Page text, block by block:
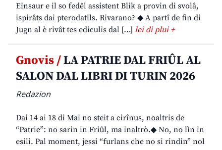
Einsaur e il so fedêl assistent Blik a provin di svolâ,
ispirâts dai pterodatils. Rivarano? ◆ A partî de fin di
Jugn al è rivât tes ediculis dal […] lei di plui +
Gnovis /LA PATRIE DAL FRIÛL AL
SALON DAL LIBRI DI TURIN 2026
Redazion
Dai 14 ai 18 di Mai no steit a cirînus, noaltris de
“Patrie”: no sarin in Friûl, ma inaltrò.◆ No, no lìn in
esili. Pal moment, jessi “furlans che no si rindin” nol